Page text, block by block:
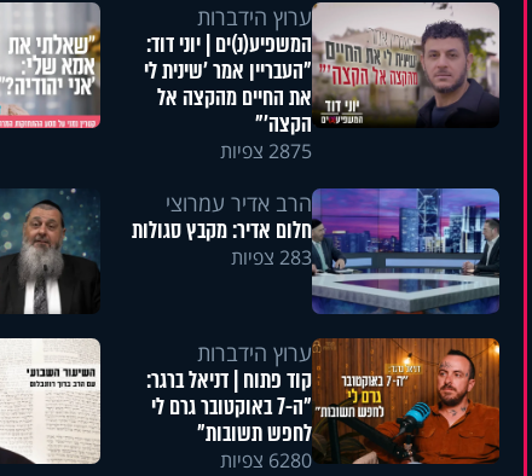
ערוץ הידברות
המשפיע(נ)ים | יוני דוד:
"העבריין אמר 'שינית לי
את החיים מהקצה אל
הקצה'"
2875 צפיות
הרב אדיר עמרוצי
חלום אדיר: מקבץ סגולות
283 צפיות
ערוץ הידברות
קוד פתוח | דניאל ברגר:
"ה-7 באוקטובר גרם לי
לחפש תשובות"
6280 צפיות